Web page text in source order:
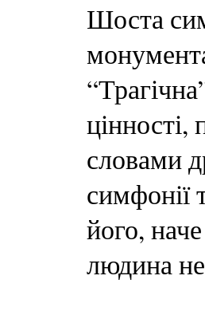
Шоста
цінності,
словами
симфонії
його,
людина не